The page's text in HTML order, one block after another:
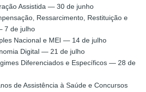
Assistida — 30 de junho
Ressarcimento, Restituição e
7 de julho
Nacional e MEI — 14 de julho
Digital — 21 de julho
Diferenciados e Específicos — 28 de
de Assistência à Saúde e Concursos